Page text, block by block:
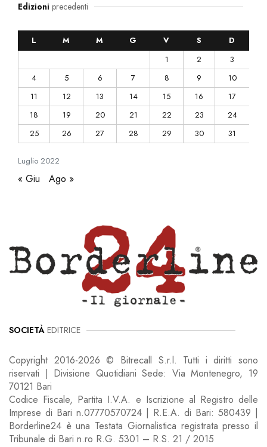
Edizioni precedenti
Luglio 2022
L M M G V S
D
1
2
3
4
5 6 7 8 9
10
11
12 13 14 15 16
17
18
19 20 21 22 23
24
25
26 27 28 29 30 31
« Giu Ago »
SOCIETÀ EDITRICE
Copyright 2016-2026 © Bitrecall S.r.l. Tutti i diritti sono
riservati | Divisione Quotidiani Sede: Via Montenegro, 19
70121 Bari
Codice Fiscale, Partita I.V.A. e Iscrizione al Registro delle
Imprese di Bari n.07770570724 | R.E.A. di Bari: 580439 |
Borderline24 è una Testata Giornalistica registrata presso il
Tribunale di Bari n.ro R.G. 5301 – R.S. 21 / 2015